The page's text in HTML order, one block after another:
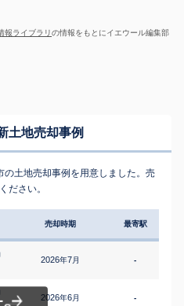
報ライブラリの情報をもとにイエウール編集部
土地売却事例
土地売却事例を用意しました。売
ださい。
売却時期 最寄駅
2026年7月 -
2026年6月 -